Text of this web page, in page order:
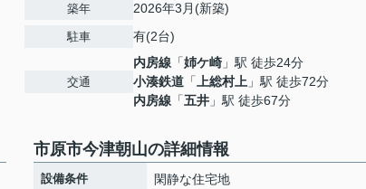
築年 2026年3月(新築)
駐車 有(2台)
交通
内房線 「姉ケ崎 」駅 徒歩24分
小湊鉄道 「 上総村上 」駅 徒歩72分
内房線 「五井 」駅 徒歩67分
市原市今津朝山の詳細情報
設備条件
閑静な住宅地